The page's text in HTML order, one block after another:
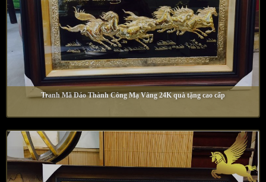
Tranh Mã Đáo Thành Công Mạ Vàng 24K quà tặng cao cấp